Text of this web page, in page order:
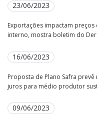
23/06/2023
Exportações impactam
interno, mostra boletim do
16/06/2023
Proposta de Plano Safra
juros para médio produtor
09/06/2023